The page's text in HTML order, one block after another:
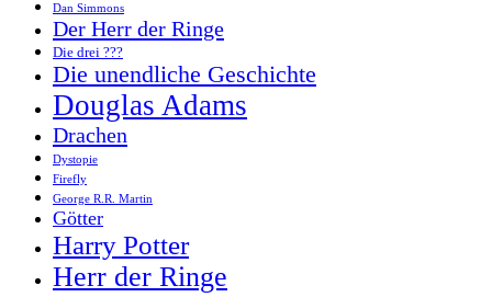
Dan Simmons
Der Herr der Ringe
Die drei ???
Die unendliche Geschichte
Douglas Adams
Drachen
Dystopie
Firefly
George R.R. Martin
Götter
Harry Potter
Herr der Ringe